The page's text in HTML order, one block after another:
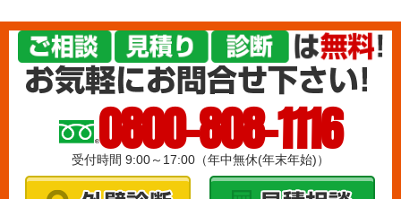
0800-808-1116
受付時間 9:00～17:00（年中無休(年末年始)）